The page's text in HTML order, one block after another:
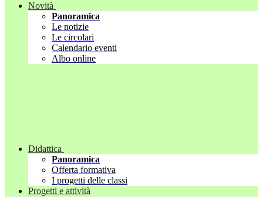
Novità
Panoramica
Le notizie
Le circolari
Calendario eventi
Albo online
Didattica
Panoramica
Offerta formativa
I progetti delle classi
Progetti e attività